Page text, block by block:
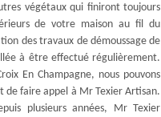
végétaux qui finiront toujours
de votre maison au fil du
des travaux de démoussage de
à être effectué régulièrement.
En Champagne, nous pouvons
de faire appel à Mr Texier Artisan.
plusieurs années, Mr Texier